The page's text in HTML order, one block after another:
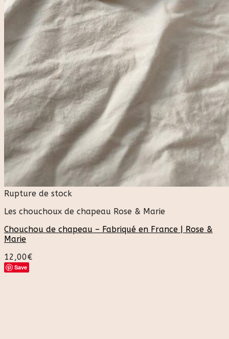
Rupture de stock
Les chouchoux de chapeau Rose & Marie
Chouchou de chapeau – Fabriqué en France | Rose &
Marie
12,00€
Save